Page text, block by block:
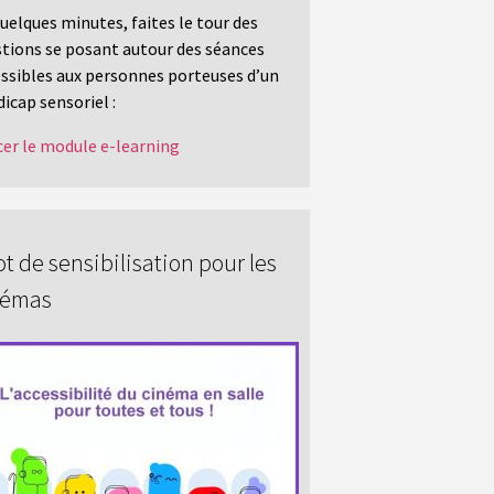
minutes, faites le tour des
se posant autour des séances
aux personnes porteuses d’un
sensoriel :
le module e-learning
de sensibilisation pour les